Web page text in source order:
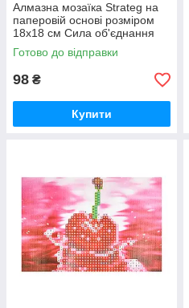
Алмазна мозаїка Strateg на
паперовій основі розміром
18х18 см Сила об'єднання
(JUB14404)
Готово до відправки
98 ₴
Купити